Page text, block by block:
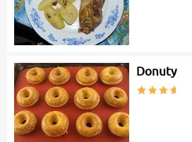
Donuty